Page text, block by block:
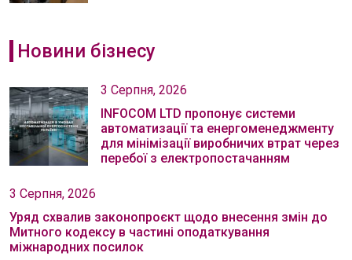
Новини бізнесу
3 Серпня, 2026
INFOCOM LTD пропонує системи
автоматизації та енергоменеджменту
для мінімізації виробничих втрат через
перебої з електропостачанням
3 Серпня, 2026
Уряд схвалив законопроєкт щодо внесення змін до
Митного кодексу в частині оподаткування
міжнародних посилок